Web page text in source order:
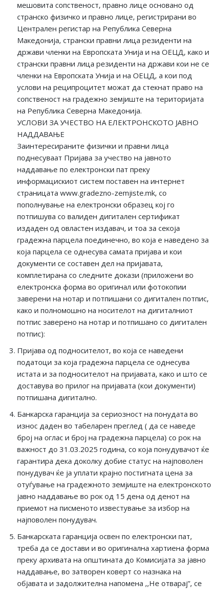
мешовита сопственост, правно лице основано од
странско физичко и правно лице, регистрирани во
Централен регистар на Република Северна
Македонија, странски правни лица резиденти на
држави членки на Европската Унија и на ОЕЦД, како и
странски правни лица резиденти на држави кои не се
членки на Европската Унија и на ОЕЦД, а кои под
услови на реципроцитет можат да стекнат право на
сопственост на градежно земјиште на територијата
на Република Северна Македонија.
УСЛОВИ ЗА УЧЕСТВО НА ЕЛЕКТРОНСКОТО ЈАВНО
НАДДАВАЊЕ
Заинтересираните физички и правни лица
поднесуваат Пријава за учество на јавното
наддавање по електронски пат преку
информацискиот систем поставен на интернет
страницата www.gradezno-zemjiste.mk, со
пополнување на електронски образец кој го
потпишува со валиден дигитален сертификат
издаден од овластен издавач, и тоа за секоја
градежна парцела поединечно, во која е наведено за
која парцела се однесува самата пријава и кои
документи се составен дел на пријавата,
комплетирана со следните докази (приложени во
електронска форма во оригинал или фотокопии
заверени на нотар и потпишани со дигитален потпис,
како и полномошно на носителот на дигиталниот
потпис заверено на нотар и потпишано со дигитален
потпис):
Пријава од подносителот, во која се наведени
податоци за која градежна парцела се однесува
истата и за подносителот на пријавата, како и што се
доставува во прилог на пријавата (кои документи)
потпишана дигитално.
Банкарска гаранција за сериозност на понудата во
износ даден во табеларен преглед ( да се наведе
број на оглас и број на градежна парцела) со рок на
важност до 31.03.2025 година, со која понудувачот ќе
гарантира дека доколку добие статус на најповолен
понудувач ќе ја уплати крајно постигната цена за
отуѓување на градежното земјиште на електронското
јавно наддавање во рок од 15 дена од денот на
приемот на писменото известување за избор на
најповолен понудувач.
Банкарската гаранција освен по електронски пат,
треба да се достави и во оригинална хартиена форма
преку архивата на општината до Комисијата за јавно
наддавање, во затворен коверт со назнака на
објавата и задолжителна напомена ,,Не отварај”, се